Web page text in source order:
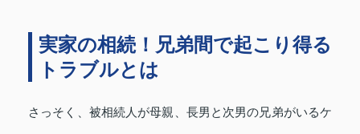
実家の相続！兄弟間で起こり得る
トラブルとは
さっそく、被相続人が母親、長男と次男の兄弟がいるケ